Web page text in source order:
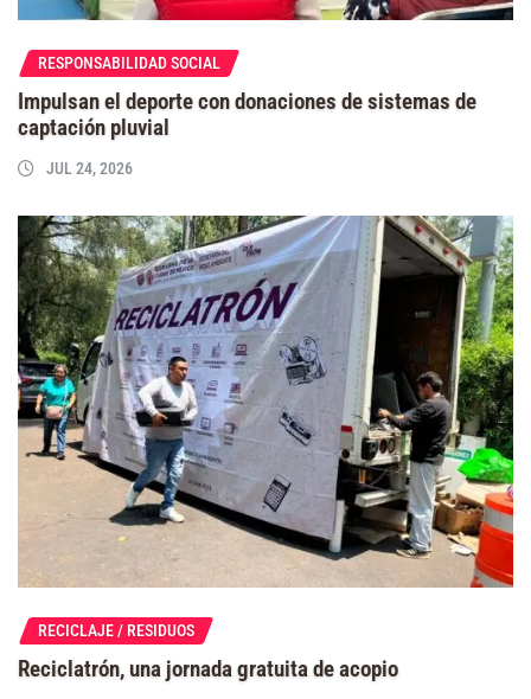
RESPONSABILIDAD SOCIAL
Impulsan el deporte con donaciones de sistemas de
captación pluvial
JUL 24, 2026
RECICLAJE / RESIDUOS
Reciclatrón, una jornada gratuita de acopio